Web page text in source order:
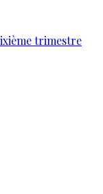
trimestre